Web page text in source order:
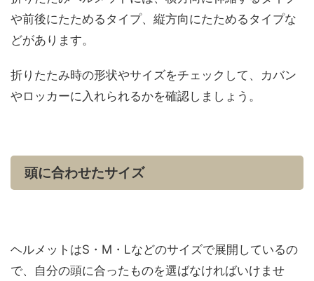
や前後にたためるタイプ、縦方向にたためるタイプな
どがあります。
折りたたみ時の形状やサイズをチェックして、カバン
やロッカーに入れられるかを確認しましょう。
頭に合わせたサイズ
ヘルメットはS・M・Lなどのサイズで展開しているの
で、自分の頭に合ったものを選ばなければいけませ